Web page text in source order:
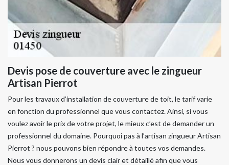
Devis pose de couverture avec le zingueur
Artisan Pierrot
Pour les travaux d’installation de couverture de toit, le tarif varie
en fonction du professionnel que vous contactez. Ainsi, si vous
voulez avoir le prix de votre projet, le mieux c’est de demander un
professionnel du domaine. Pourquoi pas à l’artisan zingueur Artisan
Pierrot ? nous pouvons bien répondre à toutes vos demandes.
Nous vous donnerons un devis clair et détaillé afin que vous